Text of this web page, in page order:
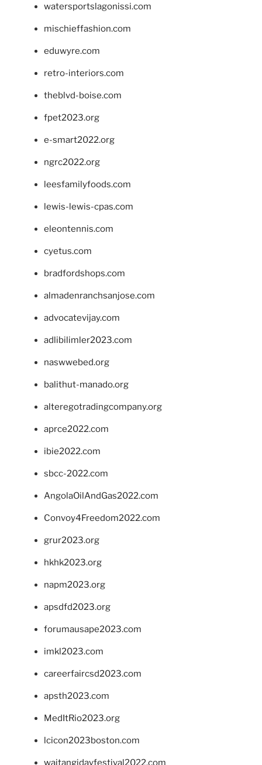
watersportslagonissi.com
mischieffashion.com
eduwyre.com
retro-interiors.com
theblvd-boise.com
fpet2023.org
e-smart2022.org
ngrc2022.org
leesfamilyfoods.com
lewis-lewis-cpas.com
eleontennis.com
cyetus.com
bradfordshops.com
almadenranchsanjose.com
advocatevijay.com
adlibilimler2023.com
naswwebed.org
balithut-manado.org
alteregotradingcompany.org
aprce2022.com
ibie2022.com
sbcc-2022.com
AngolaOilAndGas2022.com
Convoy4Freedom2022.com
grur2023.org
hkhk2023.org
napm2023.org
apsdfd2023.org
forumausape2023.com
imkl2023.com
careerfaircsd2023.com
apsth2023.com
MedItRio2023.org
lcicon2023boston.com
waitangidayfestival2022.com